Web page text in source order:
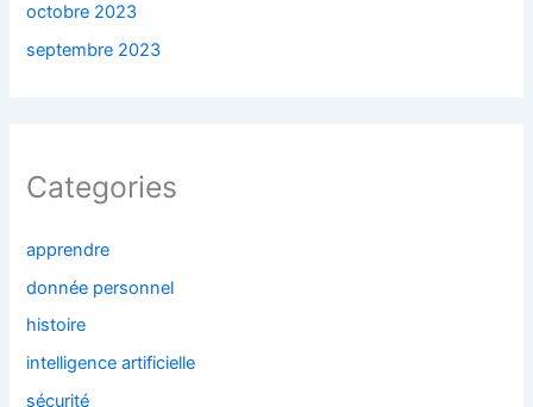
octobre 2023
septembre 2023
Categories
apprendre
donnée personnel
histoire
intelligence artificielle
sécurité